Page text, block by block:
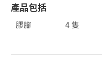
產品包括
膠腳 4 隻